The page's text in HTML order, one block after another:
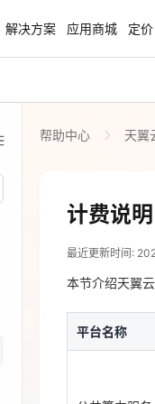
安全隔离版
企业出海解
助力您的业务
云上钜惠
解决方案 应用商城 定价
帮助中心 天翼
计费说明
最近更新时间:
2026-05-
平台名称
公共算力服务
本节介绍天翼
平台名称